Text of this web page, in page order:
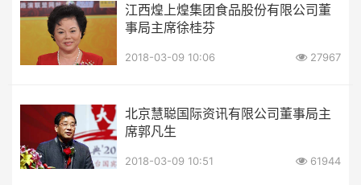
江西煌上煌集团食品股份有限公司董
事局主席徐桂芬
2018-03-09 10:06 27967
北京慧聪国际资讯有限公司董事局主
席郭凡生
2018-03-09 10:51 61944